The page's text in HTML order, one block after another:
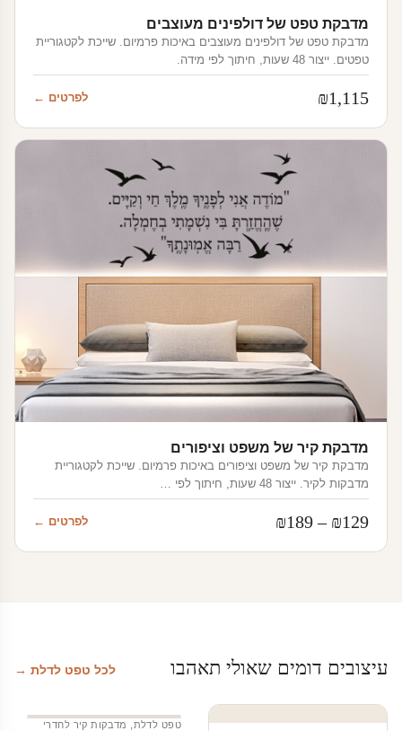
מדבקת טפט של דולפינים מעוצבים
מדבקת טפט של דולפינים מעוצבים באיכות פרמיום. שייכת לקטגוריית
טפטים. ייצור 48 שעות, חיתוך לפי מידה.
₪1,115 לפרטים ←
מדבקת קיר של משפט וציפורים
מדבקת קיר של משפט וציפורים באיכות פרמיום. שייכת לקטגוריית
מדבקות לקיר. ייצור 48 שעות, חיתוך לפי …
₪129
–
₪189
מחירים:
לפרטים ←
עיצובים דומים שאולי תאהבו לכל טפט לדלת →
טפט לדלת
מדבקות קיר לחדרי